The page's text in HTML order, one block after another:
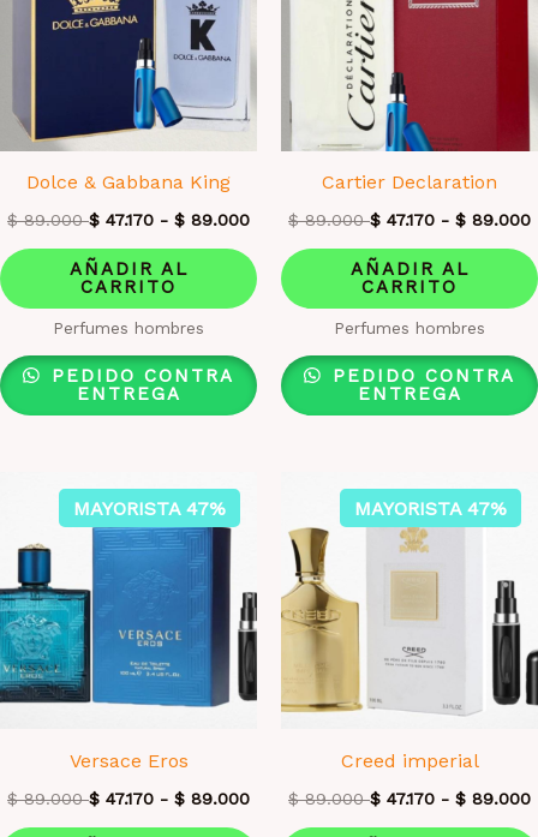
Dolce & Gabbana King
$89.000 $ 47.170 - $ 89.000
AÑADIR AL
CARRITO
Perfumes hombres
PEDIDO CONTRA
ENTREGA
Cartier Declaration
$89.000 $ 47.170 - $ 89.000
AÑADIR AL
CARRITO
Perfumes hombres
PEDIDO CONTRA
ENTREGA
MAYORISTA 47%
Versace Eros
$89.000 $ 47.170 - $ 89.000
MAYORISTA 47%
Creed imperial
$89.000 $ 47.170 - $ 89.000